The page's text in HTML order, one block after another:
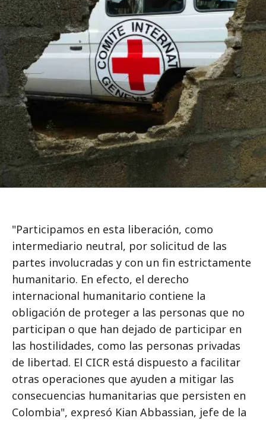
"Participamos en esta liberación, como
intermediario neutral, por solicitud de las
partes involucradas y con un fin estrictamente
humanitario. En efecto, el derecho
internacional humanitario contiene la
obligación de proteger a las personas que no
participan o que han dejado de participar en
las hostilidades, como las personas privadas
de libertad. El CICR está dispuesto a facilitar
otras operaciones que ayuden a mitigar las
consecuencias humanitarias que persisten en
Colombia", expresó Kian Abbassian, jefe de la